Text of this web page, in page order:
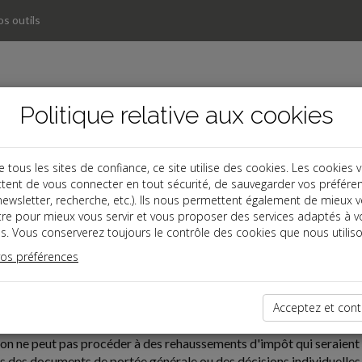
outils
02
D'UNE PRISE DE POSITION DE L'ADMINISTRATION
ne peut pas procéder à des rehaussements d'impôt qui
Politique relative aux cookies
tous les sites de confiance, ce site utilise des cookies. Les cookies
de vous connecter en tout sécurité, de sauvegarder vos
recherche, etc.). Ils nous permettent également de mieux
pour mieux vous servir et vous proposer des services adaptés à
Vous conserverez toujours le contrôle des cookies que nous
préférences
Acceptez et